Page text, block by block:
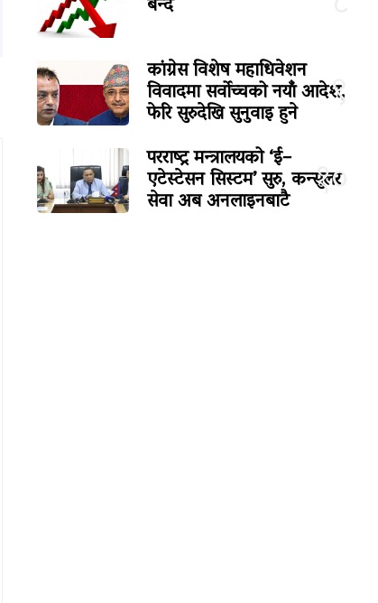
९
कांग्रेस विशेष महाधिवेशन
विवादमा सर्वोच्चको नयाँ आदेश,
फेरि सुरुदेखि सुनुवाइ हुने
१०
परराष्ट्र मन्त्रालयको ‘ई–
एटेस्टेसन सिस्टम’ सुरु, कन्सुलर
सेवा अब अनलाइनबाटै